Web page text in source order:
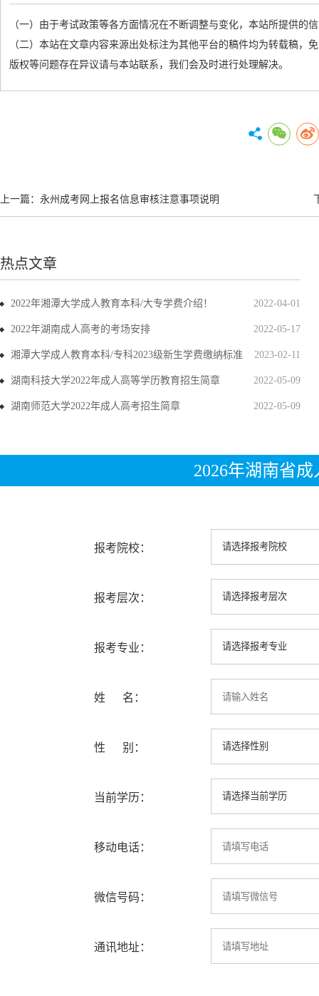
（一）由于考试政策等各方面情况在不断调整与变化，本站所提供的
（二）本站在文章内容来源出处标注为其他平台的稿件均为转载稿
版权等问题存在异议请与本站联系，我们会及时进行处理解决。
上一篇： 永州成考网上报名信息审核注意事项说明
热点文章
2022-04-01
2022年湘潭大学成人教育本科/大专学费介绍！
2022-05-17
2022年湖南成人高考的考场安排
2023-02-11
湘潭大学成人教育本科/专科2023级新生学费缴纳标准
2022-05-09
湖南科技大学2022年成人高等学历教育招生简章
2022-05-09
湖南师范大学2022年成人高考招生简章
2026年湖南省
报考院校：
报考层次：
报考专业：
姓 名：
性 别：
当前学历：
移动电话：
微信号码：
通讯地址：